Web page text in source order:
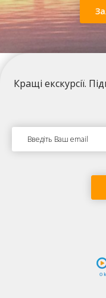
Аудіо екскурсія
Кращі екскурсії.